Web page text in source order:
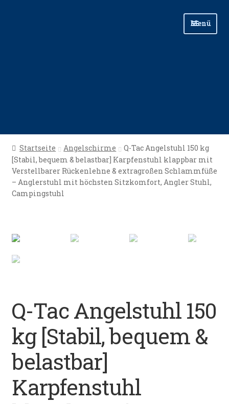
Menü
Start
Angellinks
Angelreisen
Datenschutz
Shop
Startseite Angelschirme
Q-Tac Angelstuhl 150 kg
[Stabil, bequem & belastbar] Karpfenstuhl klappbar mit
Verstellbarer Rückenlehne & extragroßen Schlammfüße
– Anglerstuhl mit höchsten Sitzkomfort, Angler Stuhl,
Campingstuhl
Q-Tac Angelstuhl 150
kg [Stabil, bequem &
belastbar]
Karpfenstuhl